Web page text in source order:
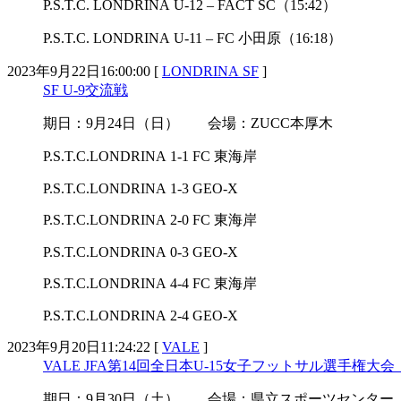
P.S.T.C. LONDRINA U-12 – FACT SC（15:42）
P.S.T.C. LONDRINA U-11 – FC 小田原（16:18）
2023年9月22日16:00:00 [ LONDRINA SF ]
SF U-9交流戦
期日：9月24日（日） 会場：ZUCC本厚木
P.S.T.C.LONDRINA 1-1 FC 東海岸
P.S.T.C.LONDRINA 1-3 GEO-X
P.S.T.C.LONDRINA 2-0 FC 東海岸
P.S.T.C.LONDRINA 0-3 GEO-X
P.S.T.C.LONDRINA 4-4 FC 東海岸
P.S.T.C.LONDRINA 2-4 GEO-X
2023年9月20日11:24:22 [ VALE ]
VALE JFA第14回全日本U-15女子フットサル選手権